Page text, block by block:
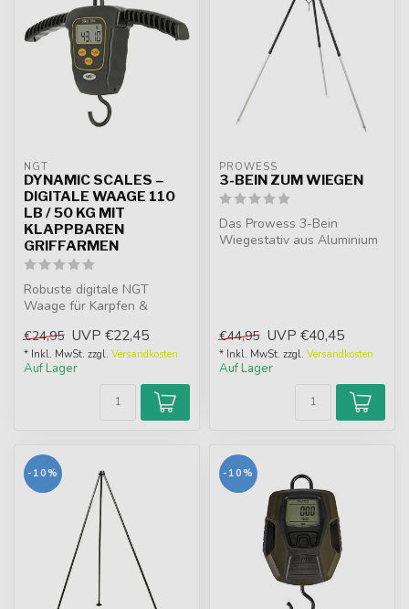
NGT
DYNAMIC SCALES –
DIGITALE WAAGE 110
LB / 50 KG MIT
KLAPPBAREN
GRIFFARMEN
Robuste digitale NGT
Waage für Karpfen &
beleuchtetes LCD, Anze...
€24,95 UVP €22,45
* Inkl. MwSt. zzgl. Versandkosten
Auf Lager
PROWESS
3-BEIN ZUM WIEGEN
Das Prowess 3-Bein
Wiegestativ aus Aluminium
€44,95 UVP €40,45
* Inkl. MwSt. zzgl. Versandkosten
Auf Lager
-10% -10%